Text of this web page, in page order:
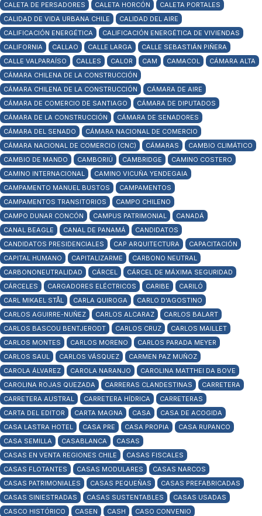
CALETA DE PERSADORES
CALETA HORCÓN
CALETA PORTALES
CALIDAD DE VIDA URBANA CHILE
CALIDAD DEL AIRE
CALIFICACIÓN ENERGÉTICA
CALIFICACIÓN ENERGÉTICA DE VIVIENDAS
CALIFORNIA
CALLAO CALLE LARGA
CALLE SEBASTIÁN PIÑERA
CALLE VALPARAÍSO
CALLES CALOR CAM CAMACOL
CÁMARA ALTA
CÁMARA CHILENA DE LA CONSTRUCCIÓN
CÁMARA CHILENA DE LA CONSTRUCCIÓN
CÁMARA DE AIRE
CÁMARA DE COMERCIO DE SANTIAGO
CÁMARA DE DIPUTADOS
CÁMARA DE LA CONSTRUCCIÓN
CÁMARA DE SENADORES
CÁMARA DEL SENADO
CÁMARA NACIONAL DE COMERCIO
CÁMARA NACIONAL DE COMERCIO (CNC)
CÁMARAS
CAMBIO CLIMÁTICO
CAMBIO DE MANDO
CAMBORIÚ CAMBRIDGE
CAMINO COSTERO
CAMINO INTERNACIONAL
CAMINO VICUÑA YENDEGAIA
CAMPAMENTO MANUEL BUSTOS
CAMPAMENTOS
CAMPAMENTOS TRANSITORIOS
CAMPO CHILENO
CAMPO DUNAR CONCÓN
CAMPUS PATRIMONIAL
CANADÁ
CANAL BEAGLE
CANAL DE PANAMÁ
CANDIDATOS
CANDIDATOS PRESIDENCIALES
CAP ARQUITECTURA
CAPACITACIÓN
CAPITAL HUMANO
CAPITALIZARME
CARBONO NEUTRAL
CARBONONEUTRALIDAD
CÁRCEL
CÁRCEL DE MÁXIMA SEGURIDAD
CÁRCELES
CARGADORES ELÉCTRICOS CARIBE
CARILÓ
CARL MIKAEL STÅL
CARLA QUIROGA
CARLO D'AGOSTINO
CARLOS AGUIRRE-NUÑEZ
CARLOS ALCARAZ
CARLOS BALART
CARLOS BASCOU BENTJERODT
CARLOS CRUZ
CARLOS MAILLET
CARLOS MONTES
CARLOS MORENO
CARLOS PARADA MEYER
CARLOS SAUL
CARLOS VÁSQUEZ
CARMEN PAZ MUÑOZ
CAROLA ÁLVAREZ
CAROLA NARANJO
CAROLINA MATTHEI DA BOVE
CAROLINA ROJAS QUEZADA
CARRERAS CLANDESTINAS
CARRETERA
CARRETERA AUSTRAL
CARRETERA HÍDRICA
CARRETERAS
CARTA DEL EDITOR
CARTA MAGNA CASA
CASA DE ACOGIDA
CASA LASTRA HOTEL
CASA PRE CASA PROPIA
CASA RUPANCO
CASA SEMILLA
CASABLANCA
CASAS
CASAS EN VENTA REGIONES CHILE
CASAS FISCALES
CASAS FLOTANTES
CASAS MODULARES
CASAS NARCOS
CASAS PATRIMONIALES
CASAS PEQUEÑAS
CASAS PREFABRICADAS
CASAS SINIESTRADAS
CASAS SUSTENTABLES
CASAS USADAS
CASCO HISTÓRICO
CASEN CASH
CASO CONVENIO